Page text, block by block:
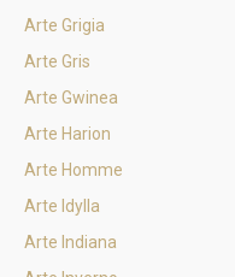
Arte Grigia
Arte Gris
Arte Gwinea
Arte Harion
Arte Homme
Arte Idylla
Arte Indiana